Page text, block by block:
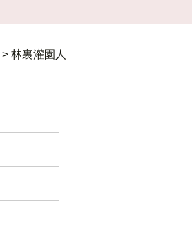
> 林裏灌園人